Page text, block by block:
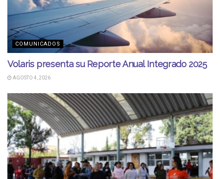
COMUNICADOS
Volaris presenta su Reporte Anual Integrado 2025
AGOSTO 4, 2026